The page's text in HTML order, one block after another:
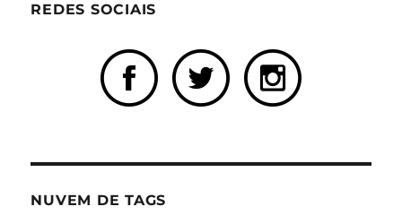
REDES SOCIAIS
NUVEM DE TAGS